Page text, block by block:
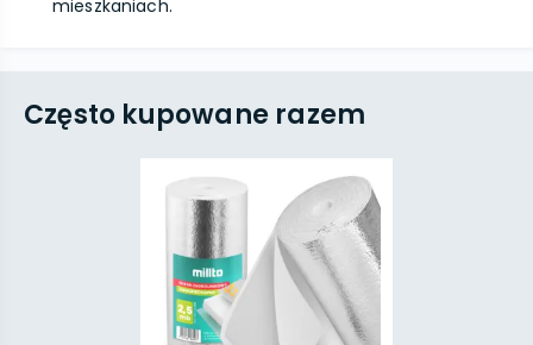
mieszkaniach.
Często kupowane razem